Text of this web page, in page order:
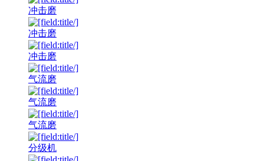
冲击磨
冲击磨
冲击磨
气流磨
气流磨
气流磨
分级机